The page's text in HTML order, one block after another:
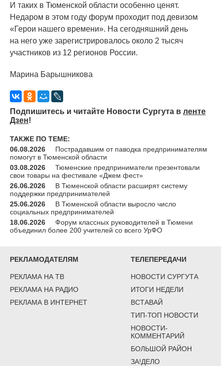
И таких в Тюменской области особенно ценят.
Недаром в этом году форум проходит под девизом
«Герои нашего времени». На сегодняшний день
на него уже зарегистрировалось около 2 тысяч
участников из 12 регионов России.
Марина Барышникова
Подпишитесь и читайте Новости Сургута в ленте
Дзен!
ТАКЖЕ ПО ТЕМЕ:
06.08.2026
Пострадавшим от паводка предпринимателям
помогут в Тюменской области
03.08.2026
Тюменские предприниматели презентовали
свои товары на фестивале «Джем фест»
26.06.2026
В Тюменской области расширят систему
поддержки предпринимателей
25.06.2026
В Тюменской области выросло число
социальных предпринимателей
18.06.2026
Форум классных руководителей в Тюмени
объединил более 200 учителей со всего УрФО
РЕКЛАМОДАТЕЛЯМ
РЕКЛАМА НА ТВ
РЕКЛАМА НА РАДИО
РЕКЛАМА В ИНТЕРНЕТ
ТЕЛЕПЕРЕДАЧИ
НОВОСТИ СУРГУТА
ИТОГИ НЕДЕЛИ
ВСТАВАЙ
ТИП-ТОП НОВОСТИ
НОВОСТИ-
КОММЕНТАРИЙ
БОЛЬШОЙ РАЙОН
ЗА!ДЕЛО